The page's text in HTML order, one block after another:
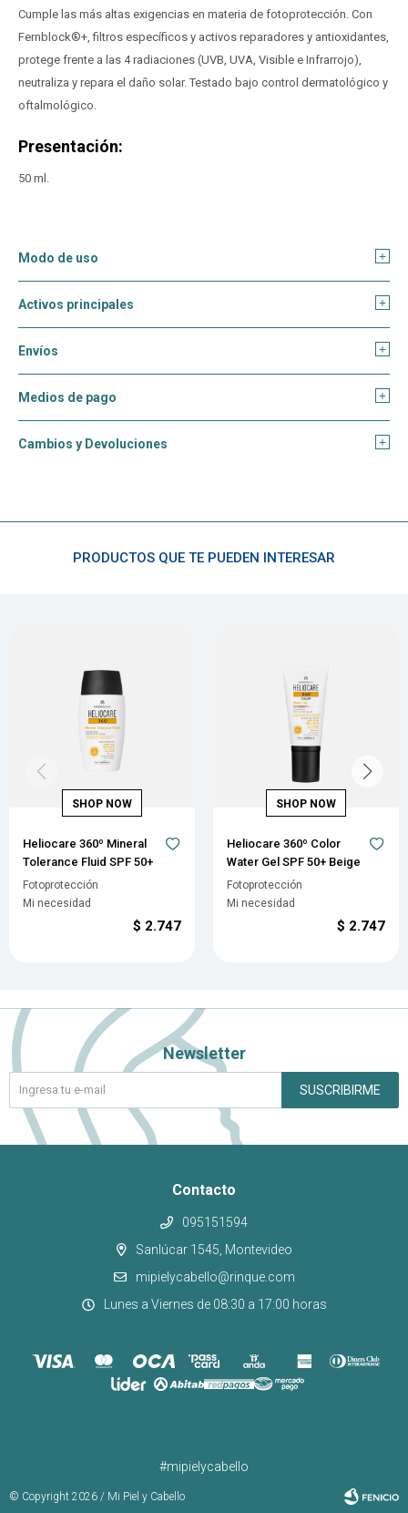
Cumple las más altas exigencias en materia de fotoprotección. Con
Fernblock®+, filtros específicos y activos reparadores y antioxidantes,
protege frente a las 4 radiaciones (UVB, UVA, Visible e Infrarrojo),
neutraliza y repara el daño solar. Testado bajo control dermatológico y
oftalmológico.
Presentación:
50 ml.
Modo de uso
Activos principales
Envíos
Medios de pago
Cambios y Devoluciones
PRODUCTOS QUE TE PUEDEN INTERESAR
Heliocare 360º Mineral
Tolerance Fluid SPF 50+
Fotoprotección
Mi necesidad
$ 2.747
Heliocare 360º Color
Water Gel SPF 50+ Beige
Fotoprotección
Mi necesidad
$ 2.747
Contacto
095151594
Sanlúcar 1545, Montevideo
mipielycabello@rinque.com
Lunes a Viernes de 08:30 a 17:00 horas
#mipielycabello
Newsletter
SUSCRIBIRME
© Copyright 2026 / Mi Piel y Cabello